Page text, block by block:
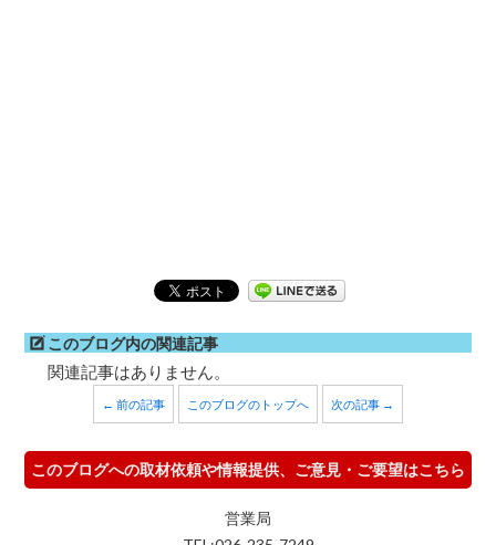
このブログ内の関連記事
関連記事はありません。
← 前の記事 このブログのトップへ 次の記事 →
このブログへの取材依頼や情報提供、ご意見・ご要望はこちら
営業局